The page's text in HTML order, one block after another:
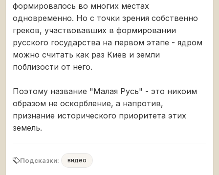
формировалось во многих местах
одновременно. Но с точки зрения собственно
греков, участвовавших в формировании
русского государства на первом этапе - ядром
можно считать как раз Киев и земли
поблизости от него.
Поэтому название "Малая Русь" - это никоим
образом не оскорбление, а напротив,
признание исторического приоритета этих
земель.
Подсказки: видео